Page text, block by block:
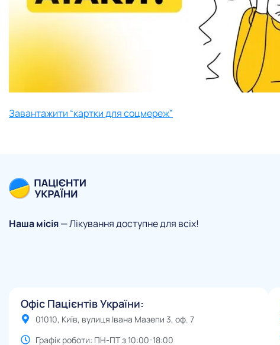
Завантажити “картки для соцмереж”
Наша місія— Лікування доступне для всіх!
Офіс Пацієнтів України:
01010, Київ, вулиця Івана Мазепи 3, оф. 7
Графік роботи: ПН-ПТ з 10:00-18:00